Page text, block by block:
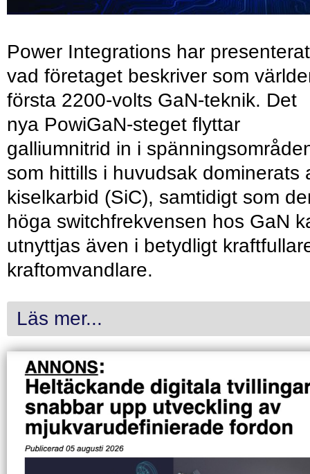
Power Integrations har presenterat
vad företaget beskriver som
första 2200-volts GaN-teknik. Det
nya PowiGaN-steget flyttar
galliumnitrid in i
som hittills i huvudsak dominerats
kiselkarbid (SiC), samtidigt som
höga switchfrekvensen hos GaN
utnyttjas även i betydligt
kraftomvandlare.
Läs mer...